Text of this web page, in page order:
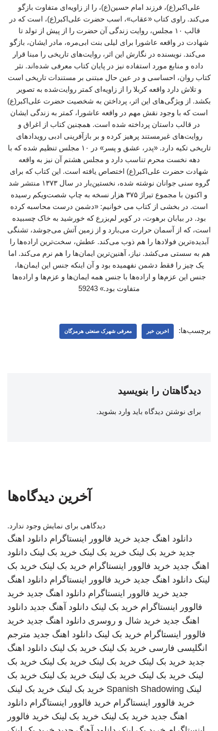
علی‌اکبر(ع)، فرزند امام حسین(ع)، را از زاویه‌ای متفاوت بازگو
می‌کند. راوی کتاب «عقاب»، اسب حضرت علی‌اکبر(ع)، است که در
قالب ۱۰ مجلس، روایت زندگی آن حضرت را از پیش از تولد تا
شهادت در واقعه عاشورا برای لیلی بنت ابی‌مره، مادر ایشان، بازگو
می‌کند. نویسنده در نگارش این اثر، روایت‌های تاریخی را مبنا قرار
داده و منابع مورد استفاده نیز در پایان کتاب معرفی شده‌اند. نثر
کتاب روان، احساسی و در عین حال مبتنی بر مستندات تاریخی است
و تلاش دارد واقعه کربلا را از زاویه‌ای کمتر روایت‌شده به تصویر
بکشد. از ویژگی‌های این اثر، پرداختن به شخصیت حضرت علی‌اکبر(ع)
است که با وجود نقش مهم در واقعه عاشورا، کمتر به زندگی ایشان
در قالب داستان پرداخته شده است. همچنین کتاب از اغراق و
روایت‌های غیرمستند پرهیز کرده و بر بازآفرینی ادبی رویدادهای
تاریخی تکیه دارد. «پدر، عشق و پسر» در ۱۰ مجلس تنظیم شده که با
دهه نخست محرم تناسب دارد و مجلس هشتم آن نیز به واقعه
شهادت حضرت علی‌اکبر(ع) اختصاص یافته است. این کتاب که برای
گروه سنی جوانان نوشته شده، نخستین‌بار در سال ۱۳۷۳ منتشر شد
و اکنون با مجموع تیراژ ۳۷۵ هزار نسخه به چاپ شصت‌ویکم رسیده
است. در بخشی از کتاب می خوانیم: «دشمن درست محاسبه کرده
بود. در بیابان برهوت، در کویر لم‌یزرع که خورشید به خاک چسبیده
است، که از آسمان حرارت می‌بارد و از زمین آتش می‌جوشد، تشنگی
آبدیده‌ترین فولادها را هم ذوب می‌کند. عطش، سخت‌ترین اراده‌ها را
هم به سستی می‌کشد. نیاز، آهنین‌ترین ایمان‌ها را هم نرم می‌کند. اما
یک چیز را فقط دشمن نفهمیده بود و آن اینکه جنس این ایمان‌ها،
جنس این عزم‌ها و اراده‌ها با جنس همه ایمان‌ها و عزم‌ها و اراده‌ها
متفاوت بود.» 59243
برچسب‌ها: اخرین خبر معرفی شهرک صنعتی هرمزگان
دیدگاهتان را بنویسید
برای نوشتن دیدگاه باید وارد بشوید.
آخرین دیدگاه‌ها
دیدگاهی برای نمایش وجود ندارد.
دانلود اهنگ جدید خرید فالوور اینستاگرام دانلود اهنگ
جدید خرید بک لینک خرید بک لینک خرید بک لینک دانلود
اهنگ جدید خرید فالوور اینستاگرام خرید بک لینک خرید بک
لینک دانلود اهنگ جدید خرید فالوور اینستاگرام دانلود اهنگ
جدید خرید فالوور اینستاگرام دانلود اهنگ جدید خرید
فالوور اینستاگرام خرید بک لینک دانلود آهنگ جدید دانلود
اهنگ جدید خرید شال و روسری دانلود اهنگ جدید خرید
فالوور اینستاگرام خرید بک لینک دانلود اهنگ جدید مترجم
انگلیسی فارسی خرید بک لینک خرید بک لینک دانلود اهنگ
جدید خرید بک لینک خرید بک لینک خرید بک لینک خرید بک
لینک خرید بک لینک خرید بک لینک خرید بک لینک خرید بک
لینک Spanish Shadowing خرید بک لینک خرید بک لینک
خرید فالوور اینستاگرام خرید فالوور اینستاگرام دانلود
اهنگ جدید خرید بک لینک خرید بک لینک خرید فالوور